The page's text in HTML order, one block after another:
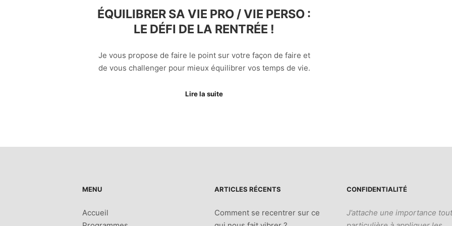
ÉQUILIBRER SA VIE PRO / VIE PERSO :
LE DÉFI DE LA RENTRÉE !
Je vous propose de faire le point sur votre façon de faire et
de vous challenger pour mieux équilibrer vos temps de vie.
Lire la suite
MENU
Accueil
ARTICLES RÉCENTS
Comment se recentrer sur ce
CONFIDENTIALITÉ
J’attache une importance